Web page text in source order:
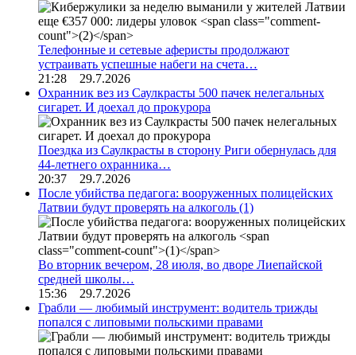
Телефонные и сетевые аферисты продолжают
устраивать успешные набеги на счета…
21:28 29.7.2026
Охранник вез из Саулкрасты 500 пачек нелегальных
сигарет. И доехал до прокурора
Поездка из Саулкрасты в сторону Риги обернулась для
44-летнего охранника…
20:37 29.7.2026
После убийства педагога: вооруженных полицейских
Латвии будут проверять на алкоголь (1)
Во вторник вечером, 28 июля, во дворе Лиепайской
средней школы…
15:36 29.7.2026
Грабли — любимый инструмент: водитель трижды
попался с липовыми польскими правами